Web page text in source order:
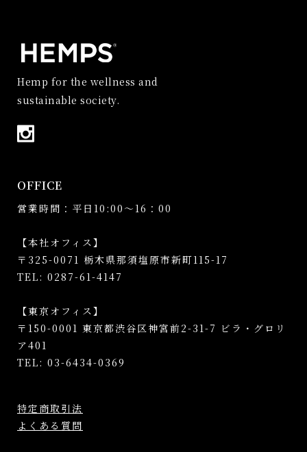
Hemp for the wellness and
sustainable society.
OFFICE
営業時間：平日10:00～16：00
【本社オフィス】
〒325-0071 栃木県那須塩原市新町115-17
TEL: 0287-61-4147
【東京オフィス】
〒150-0001 東京都渋谷区神宮前2-31-7 ビラ・グロリ
ア401
TEL: 03-6434-0369
特定商取引法
よくある質問